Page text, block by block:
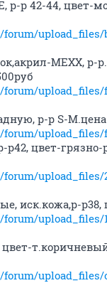
р-р 42-44, цвет-
upload_files/
MEXX, р-
upload_files/
р-р S-
upload_files/
р42, цвет-
upload_files/
иск.кожа,р-р38,
upload_files/
upload_files/